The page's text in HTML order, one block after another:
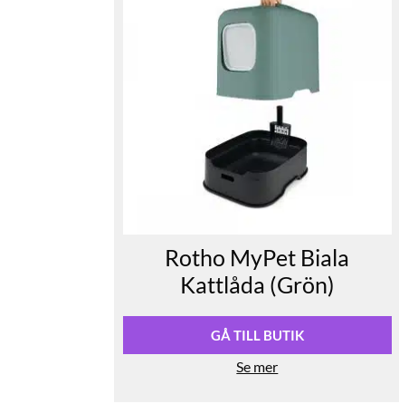
Rotho MyPet Biala
Kattlåda (Grön)
GÅ TILL BUTIK
Se mer